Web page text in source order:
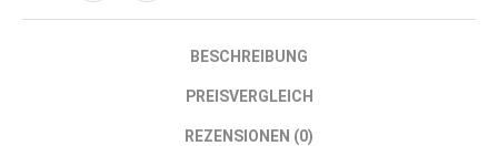
BESCHREIBUNG
PREISVERGLEICH
REZENSIONEN (0)